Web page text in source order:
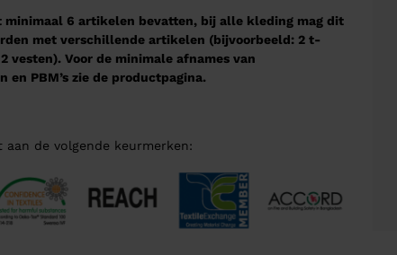
minimaal 6 artikelen bevatten, bij alle kleding mag dit
met verschillende artikelen (bijvoorbeeld: 2 t-
vesten). Voor de minimale afnames van
en PBM’s zie de productpagina.
de volgende keurmerken: